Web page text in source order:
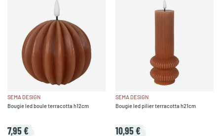
SEMA DESIGN
Bougie led boule terracotta h12cm
7,95 €
SEMA DESIGN
Bougie led pilier terracotta h21cm
10,95 €